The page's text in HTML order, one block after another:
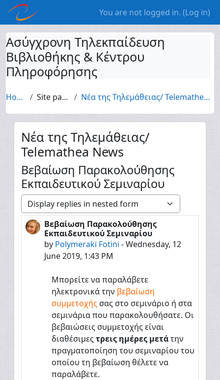
Skip to main content
You are not logged in. (Log in)
Ασύγχρονη Τηλεκπαίδευση
Βιβλιοθήκης & Κέντρου
Πληροφόρησης
Home Site pages Νέα της Τηλεμάθειας/ Telemathea News
Νέα της Τηλεμάθειας/
Telemathea News
Βεβαίωση Παρακολούθησης
Εκπαιδευτικού Σεμιναρίου
Display mode
Βεβαίωση Παρακολούθησης
Εκπαιδευτικού Σεμιναρίου
by Polymeraki Fotini -Wednesday, 12
June 2019, 1:43 PM
Number of replies: 0
Μπορείτε να παραλάβετε
ηλεκτρονικά την βεβαίωση
συμμετοχής σας στο σεμινάριο ή στα
σεμινάρια που παρακολουθήσατε. Οι
βεβαιώσεις συμμετοχής είναι
διαθέσιμεςτρεις ημέρες μετάτην
πραγματοποίηση του σεμιναρίου του
οποίου τη βεβαίωση θέλετε να
παραλάβετε.